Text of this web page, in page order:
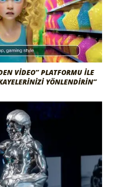
VIDEO” PLATFORMU ILE
YÖNLENDIRIN”